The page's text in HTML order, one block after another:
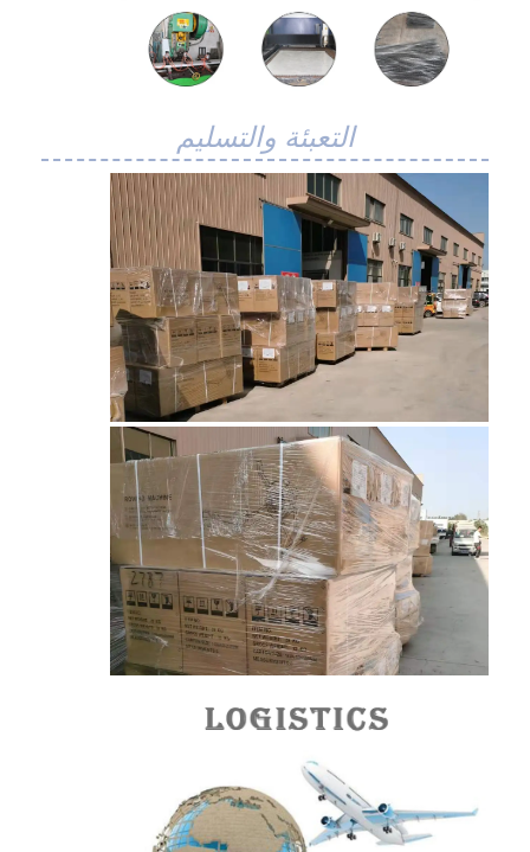
جميع القضايا
حزام شبكي من الستانلس ستيل
شبكة الأسلاك الحلزونية
شبكة سلكية درجة حرارة عالية
حزام شبكة الغذاء
حزام النقل على شكل قرص العسل
حزام شبكي للطاقة الشمسية الكهروضوئية
حزام شبكة سلسلة
حزام الفريزر الحلزوني
سيور نقل الفرن
التعبئة والتسليم